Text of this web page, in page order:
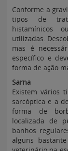
Conforme a
tipos de
histamínicos
utilizadas.
mas é
específico e
forma de ação
Sarna
Existem vários
sarcóptica e a
forma de
localizada de
banhos
alguns